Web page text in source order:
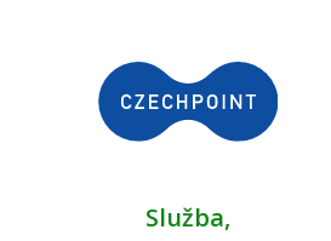
Služba,